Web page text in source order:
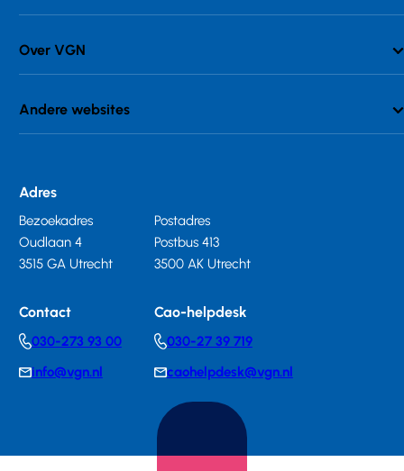
Over VGN
Andere websites
Adres
Bezoekadres
Oudlaan 4
3515 GA Utrecht
Postadres
Postbus 413
3500 AK Utrecht
Contact
Telephonenumber
030-273 93 00
E-info@vgn.nl
Cao-helpdesk
Telephonenumber
030-27 39 719
E-caohelpdesk@vgn.nl